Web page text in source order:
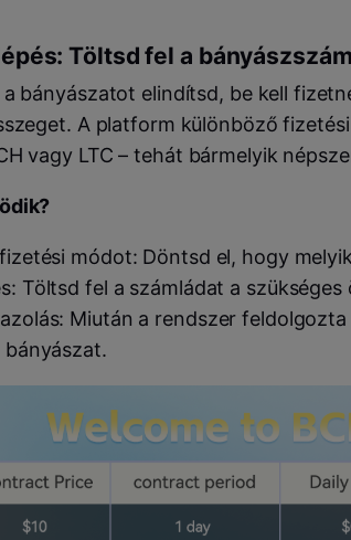
Töltsd fel a
bányászatot elindítsd, be kell
A platform különböző
vagy LTC – tehát bármelyik
módot: Döntsd el, hogy
Töltsd fel a számládat a szükséges
Miután a rendszer
bányászat.